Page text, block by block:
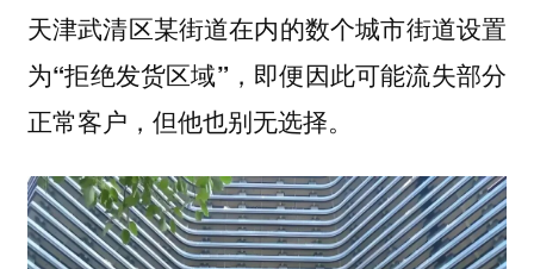
天津武清区某街道在内的数个城市街道设置
为“拒绝发货区域”，即便因此可能流失部分
正常客户，但他也别无选择。